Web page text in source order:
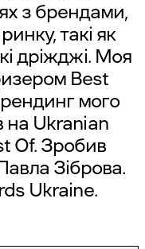
з брендами,
такі як
дріжджі. Моя
Best
мого
на Ukranian
Of. Зробив
Зіброва.
Ukraine.